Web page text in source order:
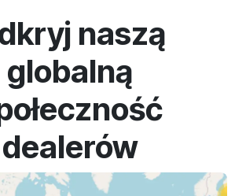
naszą
globalną
dealerów